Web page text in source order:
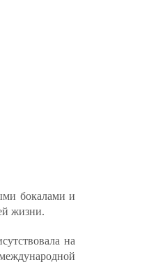
бокалами и
жизни.
на